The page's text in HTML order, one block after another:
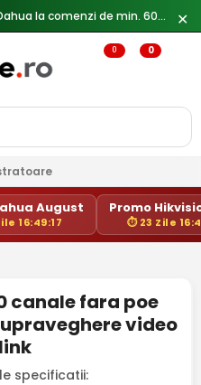
🎁 Câștigă săptămânal o cameră Dahua la comenzi de min. 600 lei — ✕
0 0
August
16:49:17
Promo
⏱ 23 Zile
canale fara poe
video
specificatii: